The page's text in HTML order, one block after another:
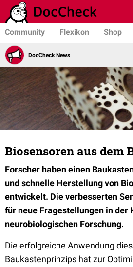
Community Flexikon Shop
DocCheck News
Biosensoren aus dem
Forscher haben einen
und schnelle Herstellung von
entwickelt. Die verbesserten
für neue Fragestellungen in der
neurobiologischen Forschung.
Die erfolgreiche Anwendung
Baukastenprinzips hat zur